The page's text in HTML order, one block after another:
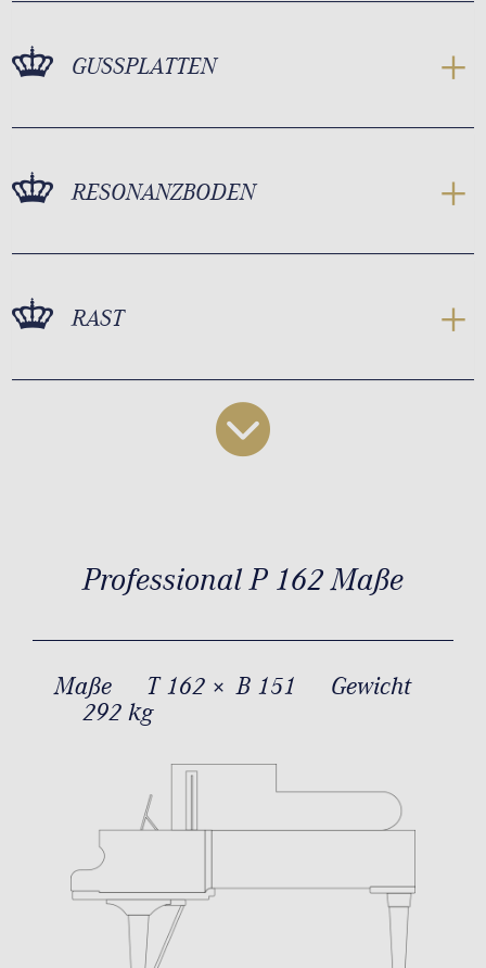
GUSSPLATTEN
RESONANZBODEN
RAST
Professional P 162 Maße
Maße T 162 × B 151
Gewicht
292 kg